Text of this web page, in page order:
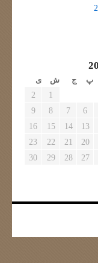
پ ج ش ی
1
2
6
7
8
9
13
14
15
16
20
21
22
23
27
28
29
30